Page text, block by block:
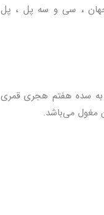
، سی و سه پل ، پل
به سده هفتم هجری قمری
مغول می‌باشد.